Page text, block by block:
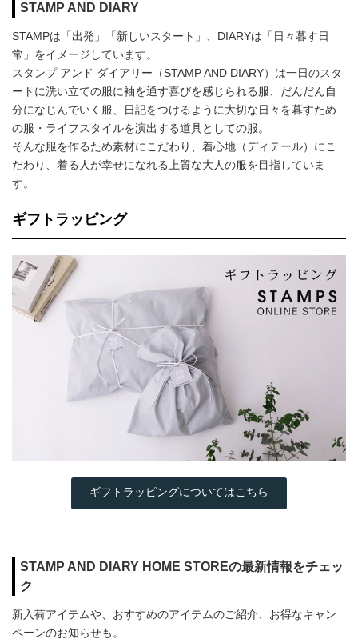
STAMP AND DIARY
STAMPは「出発」「新しいスタート」、DIARYは「日々暮す日
常」をイメージしています。
スタンプ アンド ダイアリー（STAMP AND DIARY）は一日のスタ
ートに洗い立ての服に袖を通す喜びを感じられる服、だんだん自
分になじんでいく服、日記をつけるように大切な日々を暮すため
の服・ライフスタイルを演出する道具としての服。
そんな服を作るため素材にこだわり、着心地（ディテール）にこ
だわり、着る人が幸せになれる上質な大人の服を目指していま
す。
ギフトラッピング
ギフトラッピングについてはこちら
STAMP AND DIARY HOME STOREの最新情報をチェッ
ク
新入荷アイテムや、おすすめのアイテムのご紹介、お得なキャン
ペーンのお知らせも。